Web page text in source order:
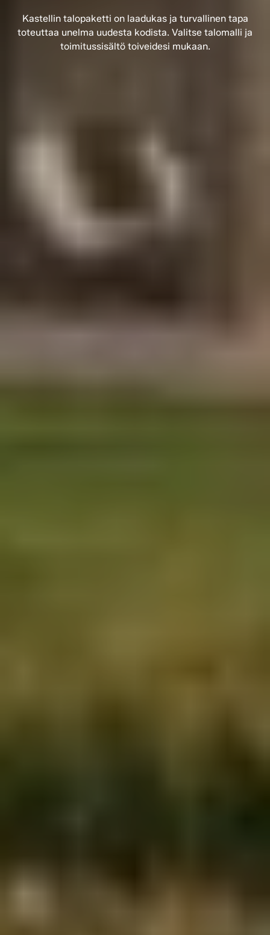
Kastellin talopaketti on laadukas ja turvallinen tapa
toteuttaa unelma uudesta kodista. Valitse talomalli ja
toimitussisältö toiveidesi mukaan.